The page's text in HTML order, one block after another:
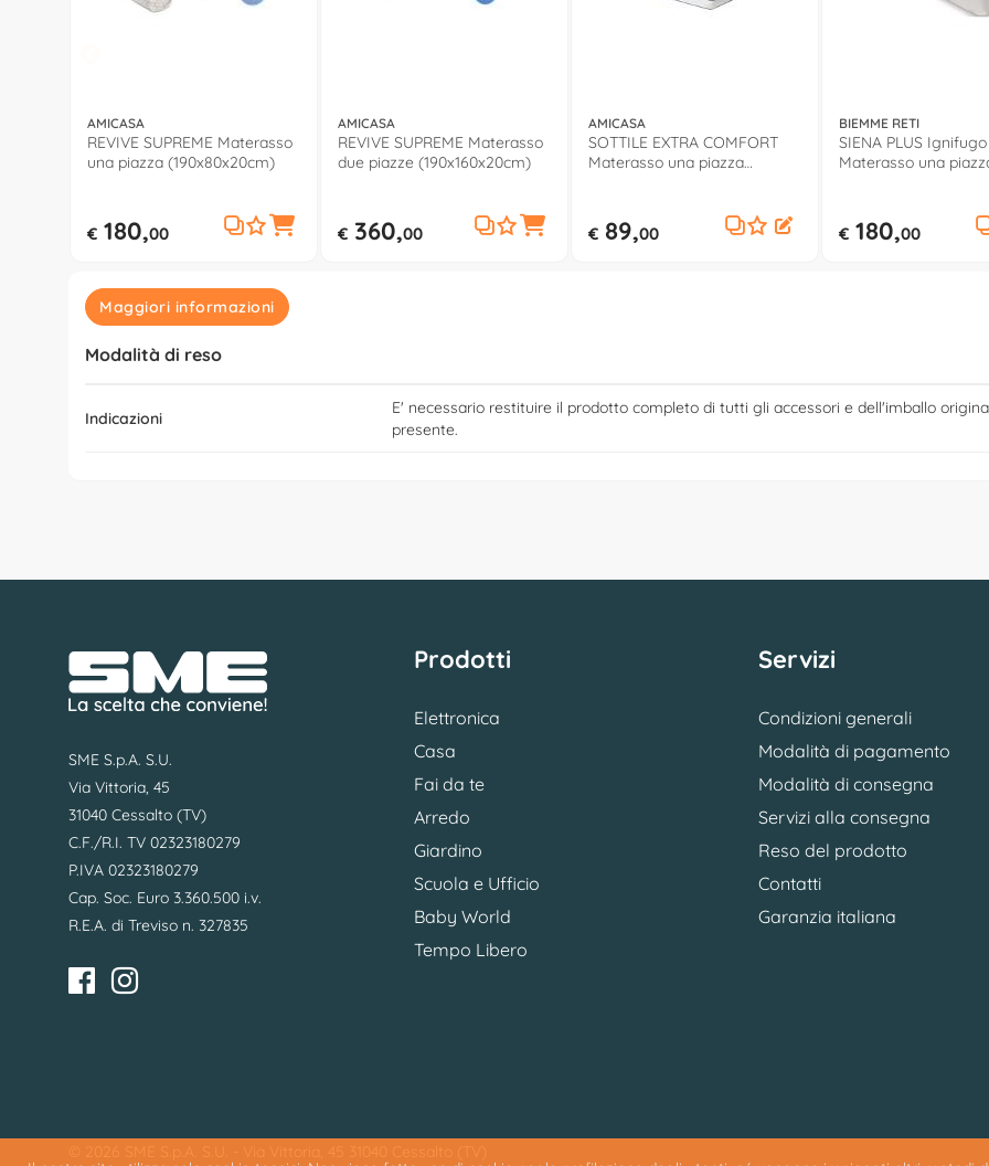
AMICASA
REVIVE SUPREME Materasso
una piazza (190x80x20cm)
€ 180,00
AMICASA
REVIVE SUPREME Materasso
due piazze (190x160x20cm)
€ 360,00
AMICASA
SOTTILE EXTRA COMFORT
Materasso una piazza
€ 89,00
BIEMME RETI
SIENA PLUS Ignifugo
Materasso una
€ 180,00
Maggiori informazioni
Modalità di reso
Indicazioni
E' necessario restituire il prodotto completo di tutti gli accessori e dell'imballo
presente.
SME S.p.A. S.U.
Via Vittoria, 45
31040 Cessalto (TV)
C.F./R.I. TV 02323180279
P.IVA 02323180279
Cap. Soc. Euro 3.360.500 i.v.
R.E.A. di Treviso n. 327835
Prodotti
Elettronica
Casa
Fai da te
Arredo
Giardino
Scuola e Ufficio
Baby World
Tempo Libero
Servizi
Condizioni generali
Modalità di pagamento
Modalità di consegna
Servizi alla consegna
Reso del prodotto
Contatti
Garanzia italiana